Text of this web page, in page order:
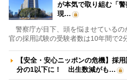
が本気で取り組む「
現…
警察庁が目下、頭を悩ませているの
官の採用試験の受験者数は10年間で2
【安全・安心ニッポンの危機】採
分の1以下に！ 出生数減がも…